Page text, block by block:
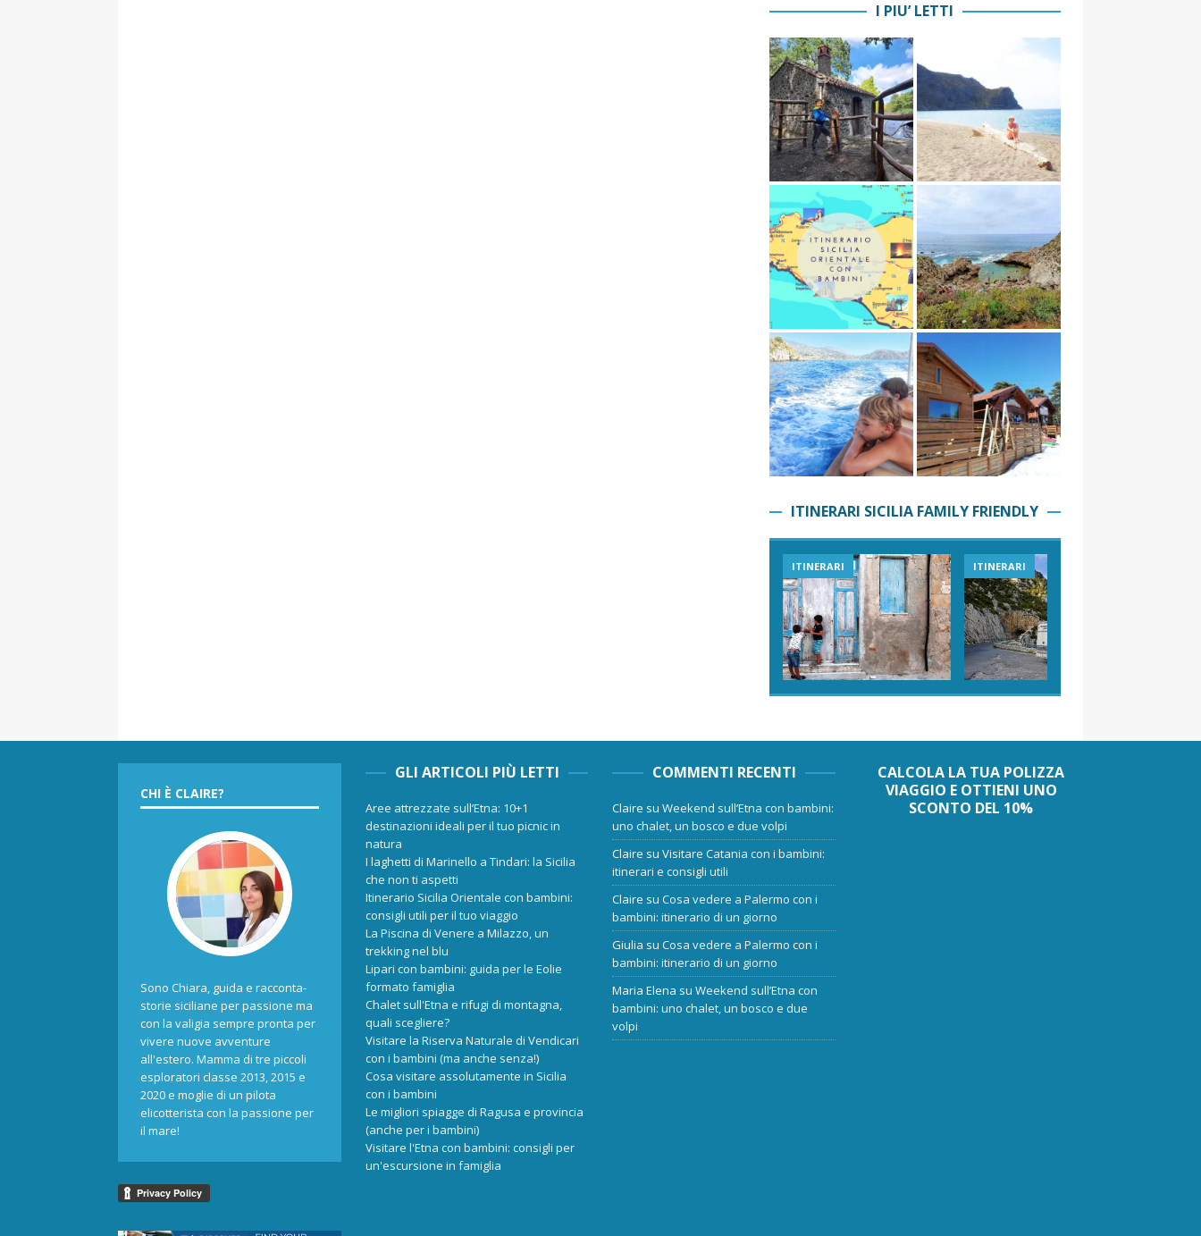
I PIU’ LETTI
ITINERARI SICILIA FAMILY FRIENDLY
ITINERARI ITINERARI
CHI È CLAIRE?
Sono Chiara, guida e racconta-
storie siciliane per passione ma
con la valigia sempre pronta per
vivere nuove avventure
all'estero. Mamma di tre piccoli
esploratori classe 2013, 2015 e
2020 e moglie di un pilota
elicotterista con la passione per
il mare!
GLI ARTICOLI PIÙ LETTI
Aree attrezzate sull’Etna: 10+1
destinazioni ideali per il tuo picnic in
natura
I laghetti di Marinello a Tindari: la Sicilia
che non ti aspetti
Itinerario Sicilia Orientale con bambini:
consigli utili per il tuo viaggio
La Piscina di Venere a Milazzo, un
trekking nel blu
Lipari con bambini: guida per le Eolie
formato famiglia
Chalet sull'Etna e rifugi di montagna,
quali scegliere?
Visitare la Riserva Naturale di Vendicari
con i bambini (ma anche senza!)
Cosa visitare assolutamente in Sicilia
con i bambini
Le migliori spiagge di Ragusa e provincia
(anche per i bambini)
Visitare l'Etna con bambini: consigli per
un'escursione in famiglia
COMMENTI RECENTI
Claire suWeekend sull’Etna con bambini:
uno chalet, un bosco e due volpi
Claire suVisitare Catania con i bambini:
itinerari e consigli utili
Claire suCosa vedere a Palermo con i
bambini: itinerario di un giorno
Giulia suCosa vedere a Palermo con i
bambini: itinerario di un giorno
Maria Elena suWeekend sull’Etna con
bambini: uno chalet, un bosco e due
volpi
CALCOLA LA TUA POLIZZA
VIAGGIO E OTTIENI UNO
SCONTO DEL 10%